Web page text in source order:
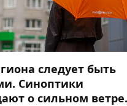
следует быть
Синоптики
о сильном ветре.